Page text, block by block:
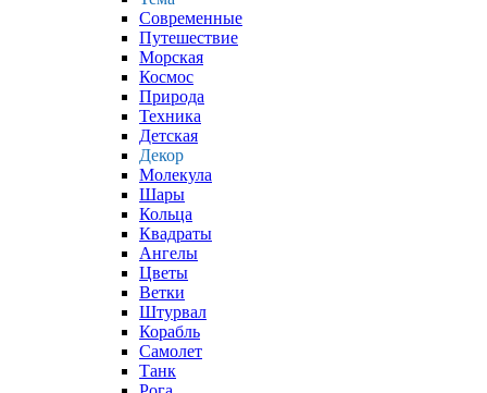
Современные
Путешествие
Морская
Космос
Природа
Техника
Детская
Декор
Молекула
Шары
Кольца
Квадраты
Ангелы
Цветы
Ветки
Штурвал
Корабль
Самолет
Танк